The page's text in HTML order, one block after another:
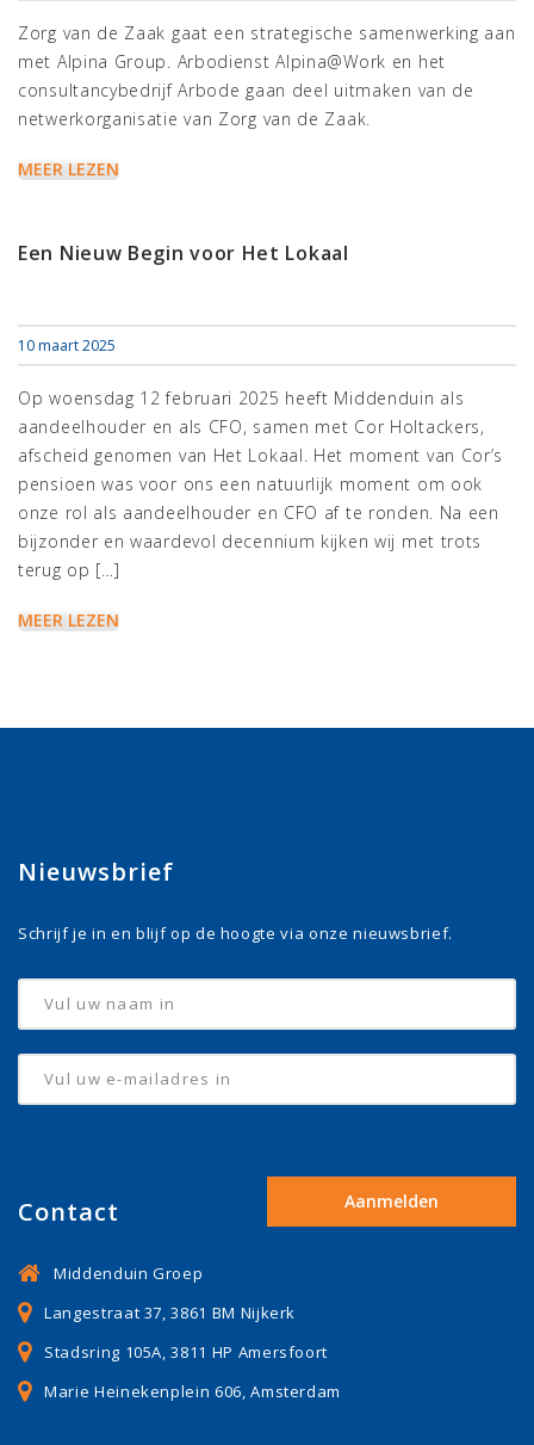
Zorg van de Zaak gaat een strategische samenwerking aan
met Alpina Group. Arbodienst Alpina@Work en het
consultancybedrijf Arbode gaan deel uitmaken van de
netwerkorganisatie van Zorg van de Zaak.
MEER LEZEN
Een Nieuw Begin voor Het Lokaal
10 maart 2025
Op woensdag 12 februari 2025 heeft Middenduin als
aandeelhouder en als CFO, samen met Cor Holtackers,
afscheid genomen van Het Lokaal. Het moment van Cor’s
pensioen was voor ons een natuurlijk moment om ook
onze rol als aandeelhouder en CFO af te ronden. Na een
bijzonder en waardevol decennium kijken wij met trots
terug op […]
MEER LEZEN
Nieuwsbrief
Schrijf je in en blijf op de hoogte via onze nieuwsbrief.
Contact
Middenduin Groep
Langestraat 37, 3861 BM Nijkerk
Stadsring 105A, 3811 HP Amersfoort
Marie Heinekenplein 606, Amsterdam